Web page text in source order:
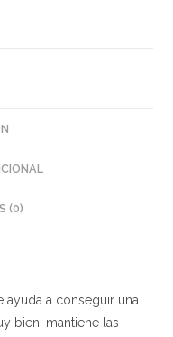
(0)
ayuda a conseguir una
bien, mantiene las